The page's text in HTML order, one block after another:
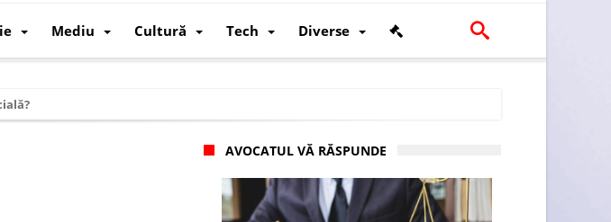
Mediu Cultură Tech Diverse
economic al SUA
AVOCATUL VĂ RĂSPUNDE